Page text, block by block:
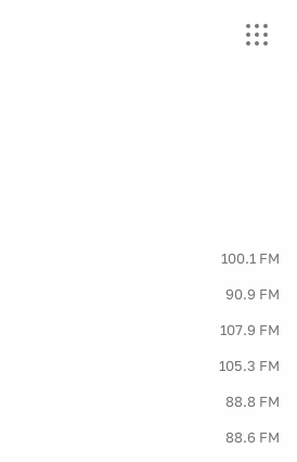
100.1 FM
90.9 FM
107.9 FM
105.3 FM
88.8 FM
88.6 FM